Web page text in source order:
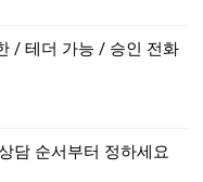
/ 테더 가능 / 승인 전화
담 순서부터 정하세요